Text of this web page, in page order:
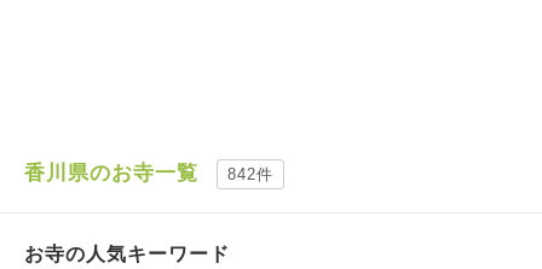
香川県のお寺一覧 842件
お寺の人気キーワード